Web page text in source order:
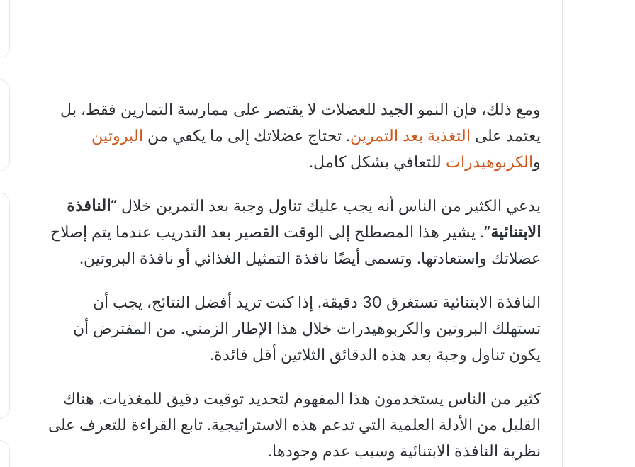
ومع ذلك، فإن النمو الجيد للعضلات لا يقتصر على ممارسة التمارين فقط، بل
يعتمد على التغذية بعد التمرين. تحتاج عضلاتك إلى ما يكفي من البروتين
والكربوهيدرات للتعافي بشكل كامل.
يدعي الكثير من الناس أنه يجب عليك تناول وجبة بعد التمرين خلال “النافذة
الابتنائية”. يشير هذا المصطلح إلى الوقت القصير بعد التدريب عندما يتم إصلاح
عضلاتك واستعادتها. وتسمى أيضًا نافذة التمثيل الغذائي أو نافذة البروتين.
النافذة الابتنائية تستغرق 30 دقيقة. إذا كنت تريد أفضل النتائج، يجب أن
تستهلك البروتين والكربوهيدرات خلال هذا الإطار الزمني. من المفترض أن
يكون تناول وجبة بعد هذه الدقائق الثلاثين أقل فائدة.
كثير من الناس يستخدمون هذا المفهوم لتحديد توقيت دقيق للمغذيات. هناك
القليل من الأدلة العلمية التي تدعم هذه الاستراتيجية. تابع القراءة للتعرف على
نظرية النافذة الابتنائية وسبب عدم وجودها.